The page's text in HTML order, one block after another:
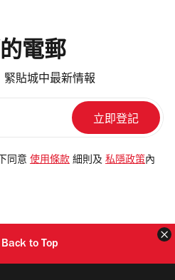
電郵
緊貼城中最新情報
同意 使用條款 細則及 私隱政策 內
Back to Top